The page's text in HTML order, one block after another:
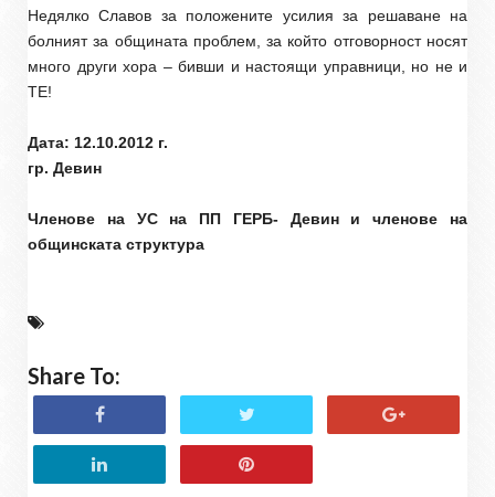
Недялко Славов за положените усилия за решаване на
болният за общината проблем, за който отговорност носят
много други хора – бивши и настоящи управници, но не и
ТЕ!
Дата: 12.10.2012 г.
гр. Девин
Членове на УС на ПП ГЕРБ- Девин и членове на
общинската структура
Share To: